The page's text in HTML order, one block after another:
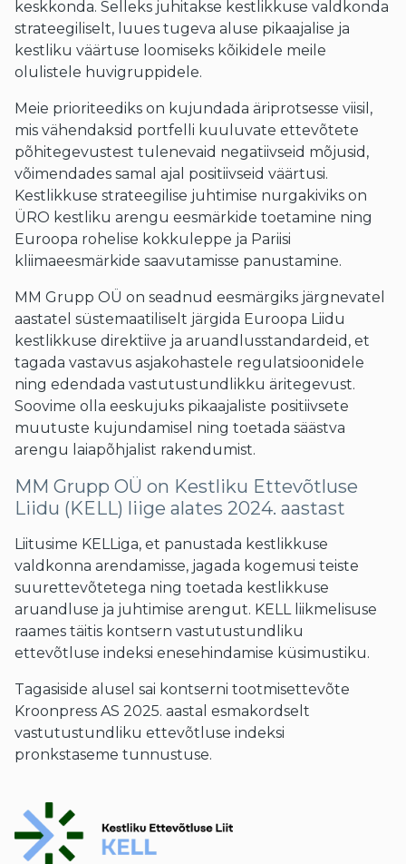
keskkonda. Selleks juhitakse kestlikkuse valdkonda
strateegiliselt, luues tugeva aluse pikaajalise ja
kestliku väärtuse loomiseks kõikidele meile
olulistele huvigruppidele.
Meie prioriteediks on kujundada äriprotsesse viisil,
mis vähendaksid portfelli kuuluvate ettevõtete
põhitegevustest tulenevaid negatiivseid mõjusid,
võimendades samal ajal positiivseid väärtusi.
Kestlikkuse strateegilise juhtimise nurgakiviks on
ÜRO kestliku arengu eesmärkide toetamine ning
Euroopa rohelise kokkuleppe ja Pariisi
kliimaeesmärkide saavutamisse panustamine.
MM Grupp OÜ on seadnud eesmärgiks järgnevatel
aastatel süstemaatiliselt järgida Euroopa Liidu
kestlikkuse direktiive ja aruandlusstandardeid, et
tagada vastavus asjakohastele regulatsioonidele
ning edendada vastutustundlikku äritegevust.
Soovime olla eeskujuks pikaajaliste positiivsete
muutuste kujundamisel ning toetada säästva
arengu laiapõhjalist rakendumist.
MM Grupp OÜ on Kestliku Ettevõtluse
Liidu (KELL) liige alates 2024. aastast
Liitusime KELLiga, et panustada kestlikkuse
valdkonna arendamisse, jagada kogemusi teiste
suurettevõtetega ning toetada kestlikkuse
aruandluse ja juhtimise arengut. KELL liikmelisuse
raames täitis kontsern vastutustundliku
ettevõtluse indeksi enesehindamise küsimustiku.
Tagasiside alusel sai kontserni tootmisettevõte
Kroonpress AS 2025. aastal esmakordselt
vastutustundliku ettevõtluse indeksi
pronkstaseme tunnustuse.